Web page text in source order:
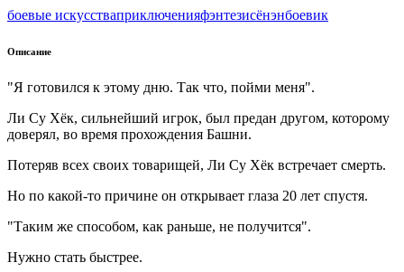
боевые искусстваприключенияфэнтезисёнэнбоевик
Описание
"Я готовился к этому дню. Так что, пойми меня".
Ли Су Хёк, сильнейший игрок, был предан другом, которому
доверял, во время прохождения Башни.
Потеряв всех своих товарищей, Ли Су Хёк встречает смерть.
Но по какой-то причине он открывает глаза 20 лет спустя.
"Таким же способом, как раньше, не получится".
Нужно стать быстрее.